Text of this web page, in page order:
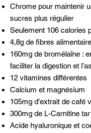
Chrome pour maintenir
sucres plus régulier
Seulement 106 calories
4,8g de fibres
160mg de bromélaïne :
faciliter la digestion et
12 vitamines différentes
Calcium et magnésium
105mg d’extrait de café
300mg de L-Carnitine
Acide hyaluronique et